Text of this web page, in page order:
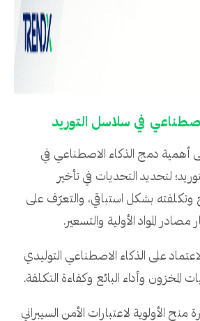
في سلاسل التوريد
أهمية دمج الذكاء الاصطناعي في
لتحديد التحديات في تأخير
وتكلفته بشكل استباقي، والتعرّف على
المواد الأولية والتسعير.
على الذكاء الاصطناعي التوليدي
المخزون وأداء البائع وكفاءة التكلفة.
الأولوية لاعتبارات الأمن السيبراني